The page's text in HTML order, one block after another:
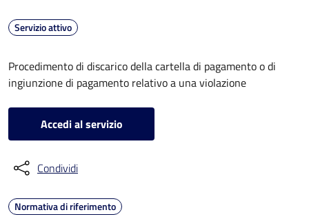
Servizio attivo
Procedimento di discarico della cartella di pagamento o di
ingiunzione di pagamento relativo a una violazione
Accedi al servizio
Condividi
Normativa di riferimento